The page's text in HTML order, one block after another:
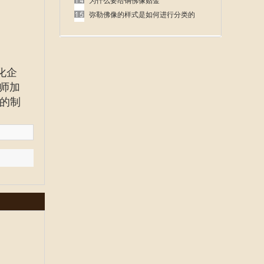
企
加
制
弥勒佛像的样式是如何进行分类的